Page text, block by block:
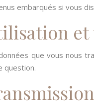
embarqués si vous
et
que vous nous
question.